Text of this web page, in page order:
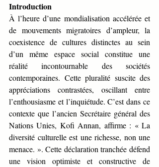
Introduction
À l’heure d’une mondialisation accélérée et
de mouvements migratoires d’ampleur, la
coexistence de cultures distinctes au sein
d’un même espace social constitue une
réalité incontournable des sociétés
contemporaines. Cette pluralité suscite des
appréciations contrastées, oscillant entre
l’enthousiasme et l’inquiétude. C’est dans ce
contexte que l’ancien Secrétaire général des
Nations Unies, Kofi Annan, affirme : « La
diversité culturelle est une richesse, non une
menace. ». Cette déclaration tranchée défend
une vision optimiste et constructive de